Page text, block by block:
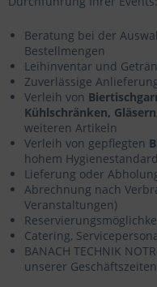
Beratung bei der
Bestellmengen
Leihinventar und
Zuverlässige
Verleih von
Kühlschränken,
weiteren Artikeln
Verleih von gepflegten
hohem Hygienestandard
Lieferung oder
Abrechnung nach
Veranstaltungen)
Catering,
BANACH TECHNIK
unserer